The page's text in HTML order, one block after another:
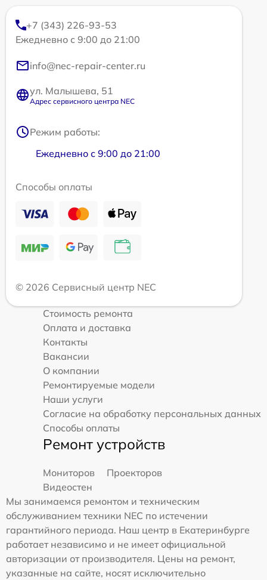
+7 (343) 226-93-53
Ежедневно с 9:00 до 21:00
info@nec-repair-center.ru
ул. Малышева, 51
Адрес сервисного центра NEC
Режим работы:
Ежедневно с 9:00 до 21:00
Способы оплаты
© 2026 Сервисный центр NEC
Стоимость ремонта
Оплата и доставка
Контакты
Вакансии
О компании
Ремонтируемые модели
Наши услуги
Согласие на обработку персональных данных
Способы оплаты
Ремонт устройств
Мониторов
Проекторов
Видеостен
Мы занимаемся ремонтом и техническим
обслуживанием техники NEC по истечении
гарантийного периода. Наш центр в Екатеринбурге
работает независимо и не имеет официальной
авторизации от производителя. Цены на ремонт,
указанные на сайте, носят исключительно